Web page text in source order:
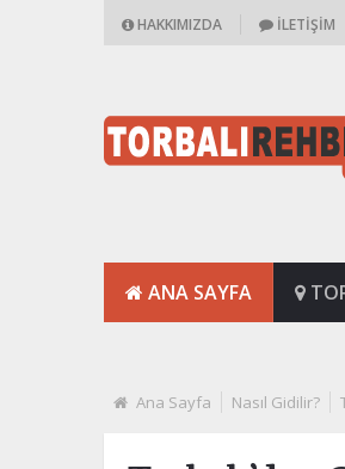
HAKKIMIZDA İLETIŞIM
ANA SAYFA
Ana Sayfa Nasıl Gidilir?